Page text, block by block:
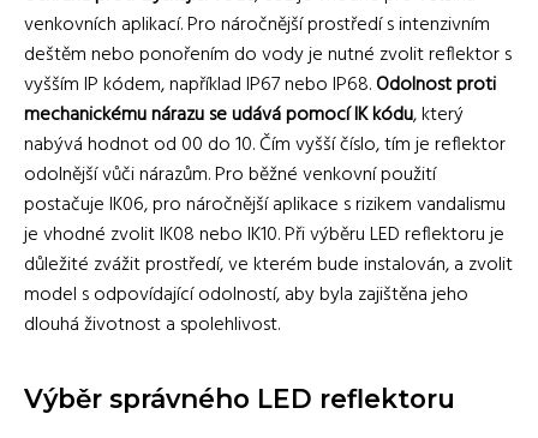
venkovních aplikací. Pro náročnější prostředí s intenzivním
deštěm nebo ponořením do vody je nutné zvolit reflektor s
vyšším IP kódem, například IP67 nebo IP68.Odolnost proti
mechanickému nárazu se udává pomocí IK kódu, který
nabývá hodnot od 00 do 10. Čím vyšší číslo, tím je reflektor
odolnější vůči nárazům. Pro běžné venkovní použití
postačuje IK06, pro náročnější aplikace s rizikem vandalismu
je vhodné zvolit IK08 nebo IK10. Při výběru LED reflektoru je
důležité zvážit prostředí, ve kterém bude instalován, a zvolit
model s odpovídající odolností, aby byla zajištěna jeho
dlouhá životnost a spolehlivost.
Výběr správného LED reflektoru